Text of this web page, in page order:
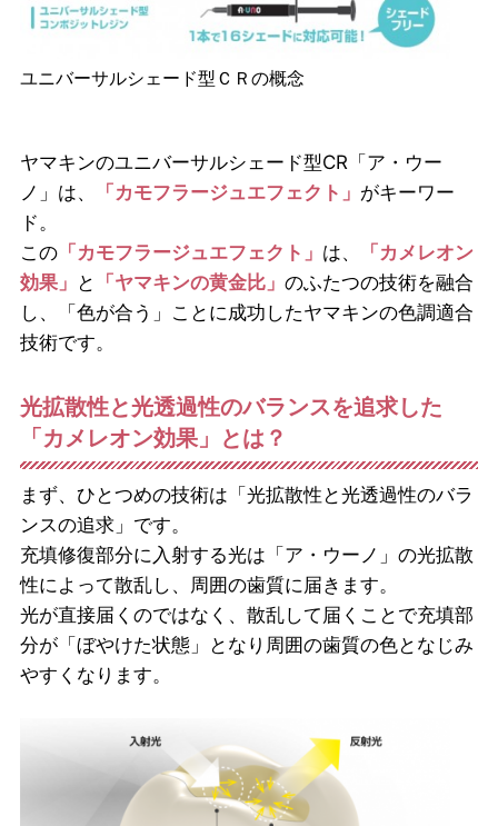
ユニバーサルシェード型ＣＲの概念
ヤマキンのユニバーサルシェード型CR「ア・ウー
ノ」は、
「カモフラージュエフェクト」 がキーワー
ド。
この「カモフラージュエフェクト」 は、
「カメレオン
効果」 と 「ヤマキンの黄金比」 のふたつの技術を融合
し、「色が合う」ことに成功したヤマキンの色調適合
技術です。
光拡散性と光透過性のバランスを追求した
「カメレオン効果」とは？
まず、ひとつめの技術は「光拡散性と光透過性のバラ
ンスの追求」です。
充填修復部分に入射する光は「ア・ウーノ」の光拡散
性によって散乱し、周囲の歯質に届きます。
光が直接届くのではなく、散乱して届くことで充填部
分が「ぼやけた状態」となり周囲の歯質の色となじみ
やすくなります。